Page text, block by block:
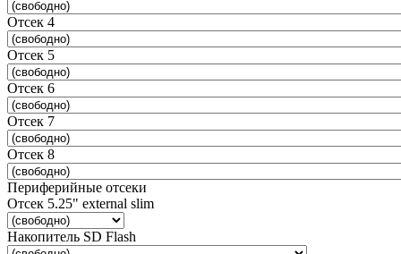
Отсек 4
Отсек 5
Отсек 6
Отсек 7
Отсек 8
Периферийные отсеки
Отсек 5.25" external slim
Накопитель SD Flash